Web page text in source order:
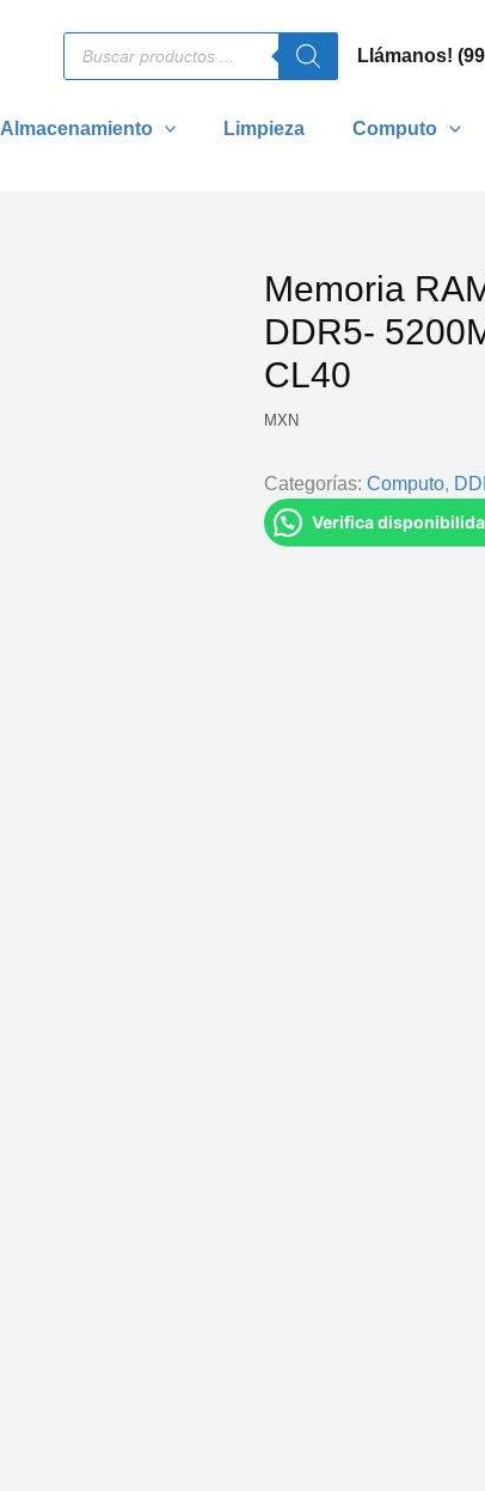
Búsqueda
de
productos
Llámanos!
Almacenamiento Limpieza Computo
Memoria
DDR5-
CL40
MXN
Categorías: Computo,
Verifica